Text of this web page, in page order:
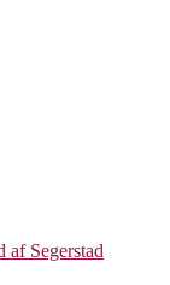
af Segerstad